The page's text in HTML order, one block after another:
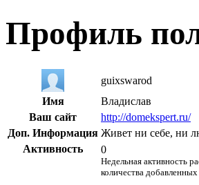
Профиль
guixswarod
Имя
Владислав
Ваш сайт
http://domekspert.ru/
Доп. Информация Живет ни себе, ни
Активность
0
Недельная активность
количества